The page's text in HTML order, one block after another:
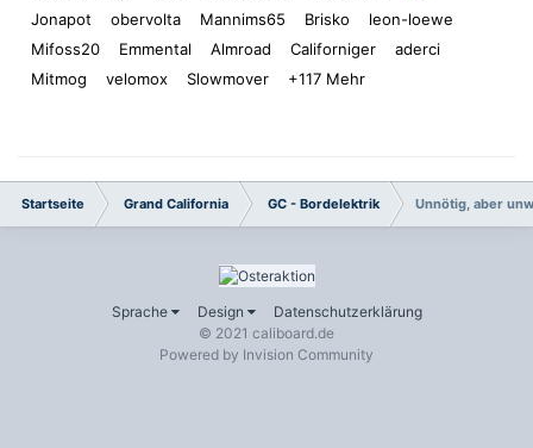
Jonapot
obervolta Mannims65 Brisko
leon-loewe
Mifoss20
Emmental Almroad Californiger
aderci
Mitmog
velomox Slowmover +117 Mehr
Startseite Grand California GC - Bordelektrik Unnötig, aber
Sprache Design
Datenschutzerklärung
© 2021 caliboard.de
Powered by Invision Community